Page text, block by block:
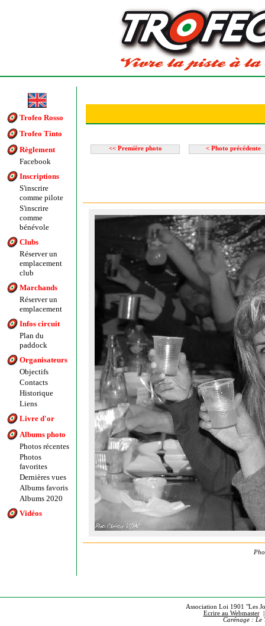
Trofeo Rosso
Trofeo Tinto
Règlement
Facebook
Inscriptions
S'inscrire
comme pilote
S'inscrire
comme
bénévole
Clubs
Réserver un
emplacement
club
Marchands
Réserver un
emplacement
Infos circuit
Plan du
paddock
Organisateurs
Objectifs
Contacts
Historique
Liens
Livre d'or
Albums photo
Photos récentes
Photos
favorites
Dernières vues
Albums favoris
Albums 2020
Vidéos
<< Première photo < Photo précédente
Association Loi 1901 "Les
Ecrire au Webmaster
Carénage : Le